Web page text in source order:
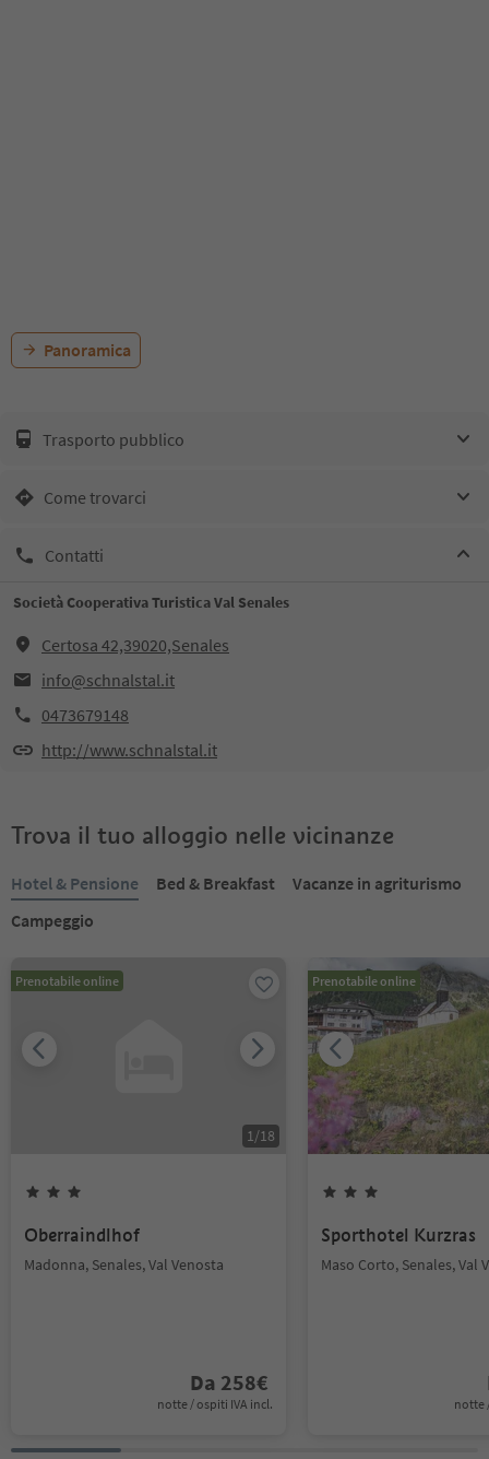
Panoramica
Trasporto pubblico
Come trovarci
Contatti
Società Cooperativa Turistica Val Senales
Certosa 42,39020,Senales
info@schnalstal.it
0473679148
http://www.schnalstal.it
Trova il tuo alloggio nelle vicinanze
Hotel & Pensione Bed & Breakfast
Vacanze in agriturismo
Campeggio
Prenotabile online
1/18
Oberraindlhof
Madonna, Senales, Val Venosta
Da 258€
notte / ospiti IVA incl.
Prenotabile online
Sporthotel Kurzras
Maso Corto, Senales, Val
notte